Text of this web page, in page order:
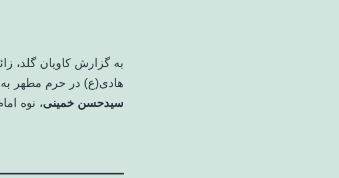
به گزارش کاویان گلد،
هادی(ع) در حرم مطهر به
سیدحسن خمینی، نوه